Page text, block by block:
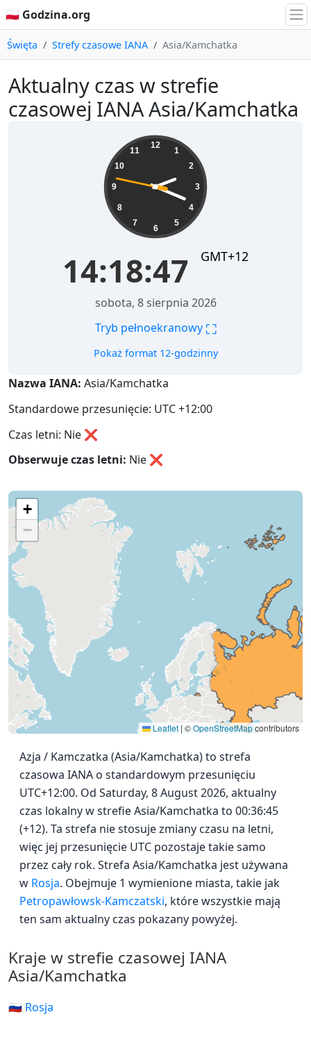
🇵🇱 Godzina.org
Święta Strefy czasowe IANA Asia/Kamchatka
Aktualny czas w strefie
czasowej IANA Asia/Kamchatka
12
1
2
3
4
5
6
7
8
9
10
11
14:18:47 GMT+12
sobota, 8 sierpnia 2026
Tryb pełnoekranowy ⛶
Pokaż format 12-godzinny
Nazwa IANA: Asia/Kamchatka
Standardowe przesunięcie: UTC +12:00
Czas letni: Nie ❌
Obserwuje czas letni: Nie ❌
+
−
Leaflet | ©OpenStreetMapcontributors
Azja / Kamczatka (Asia/Kamchatka) to strefa
czasowa IANA o standardowym przesunięciu
UTC+12:00. Od Saturday, 8 August 2026, aktualny
czas lokalny w strefie Asia/Kamchatka to 00:36:45
(+12). Ta strefa nie stosuje zmiany czasu na letni,
więc jej przesunięcie UTC pozostaje takie samo
przez cały rok. Strefa Asia/Kamchatka jest używana
w Rosja. Obejmuje 1 wymienione miasta, takie jak
Petropawłowsk-Kamczatski, które wszystkie mają
ten sam aktualny czas pokazany powyżej.
Kraje w strefie czasowej IANA
Asia/Kamchatka
🇷🇺 Rosja